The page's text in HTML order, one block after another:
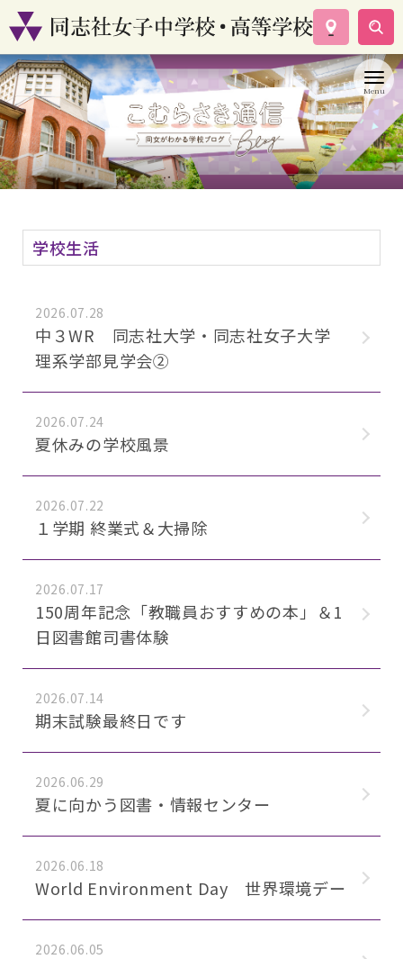
学校案内
コース紹介
学校生活
入試情報
資料請求
お問い合わせ
学校生活
2026.07.28
中３WR 同志社大学・同志社女子大学
理系学部見学会②
2026.07.24
夏休みの学校風景
2026.07.22
１学期 終業式＆大掃除
2026.07.17
150周年記念「教職員おすすめの本」＆1
日図書館司書体験
2026.07.14
期末試験最終日です
2026.06.29
夏に向かう図書・情報センター
2026.06.18
World Environment Day 世界環境デー
2026.06.05